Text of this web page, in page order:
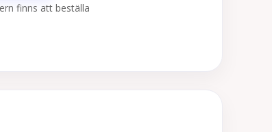
finns att beställa